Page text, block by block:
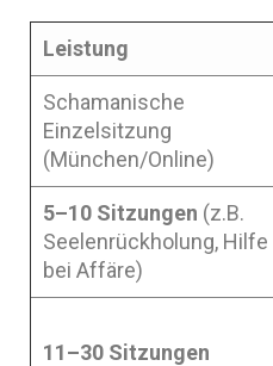
Leistung
Schamanische
Einzelsitzung
(München/Online)
5–10 Sitzungen (z.B.
Seelenrückholung, Hilfe
bei Affäre)
11–30 Sitzungen